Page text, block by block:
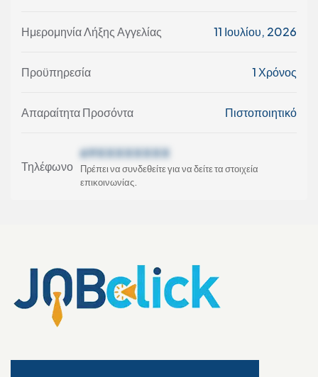
Ημερομηνία Λήξης Αγγελίας 11 Ιουλίου, 2026
Προϋπηρεσία 1 Χρόνος
Απαραίτητα Προσόντα Πιστοποιητικό
Τηλέφωνο
69XXXXXXXX
Πρέπει να συνδεθείτε για να δείτε τα στοιχεία
επικοινωνίας.